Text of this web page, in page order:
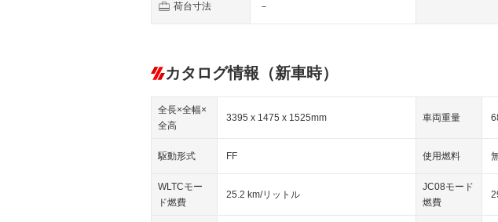
荷台寸法 －
カタログ情報（新車時）
全長×全幅×
全高
3395 x 1475 x 1525mm 車両重量
駆動形式 FF 使用燃料
WLTCモー
ド燃費
25.2 km/リットル
JC08モード
燃費